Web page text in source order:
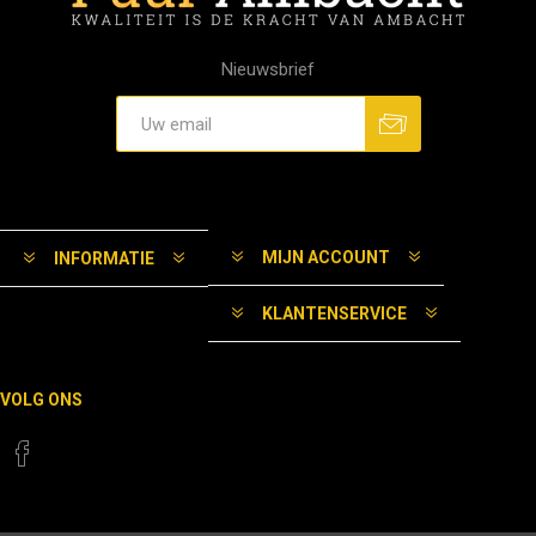
Nieuwsbrief
INFORMATIE MIJN ACCOUNT
KLANTENSERVICE
VOLG ONS